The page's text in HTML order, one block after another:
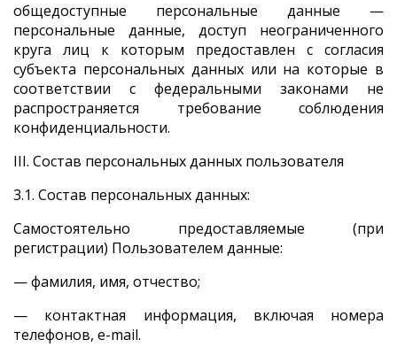
общедоступные персональные данные —
персональные данные, доступ неограниченного
круга лиц к которым предоставлен с согласия
субъекта персональных данных или на которые в
соответствии с федеральными законами не
распространяется требование соблюдения
конфиденциальности.
III. Состав персональных данных пользователя
3.1. Состав персональных данных:
Самостоятельно предоставляемые (при
регистрации) Пользователем данные:
— фамилия, имя, отчество;
— контактная информация, включая номера
телефонов, e-mail.